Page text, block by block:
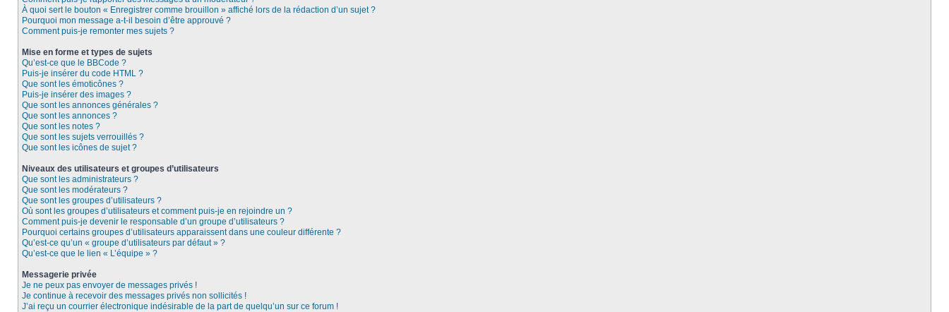
À quoi sert le bouton « Enregistrer comme brouillon » affiché lors de la rédaction d’un sujet ?
Pourquoi mon message a-t-il besoin d’être approuvé ?
Comment puis-je remonter mes sujets ?
Mise en forme et types de sujets
Qu’est-ce que le BBCode ?
Puis-je insérer du code HTML ?
Que sont les émoticônes ?
Puis-je insérer des images ?
Que sont les annonces générales ?
Que sont les annonces ?
Que sont les notes ?
Que sont les sujets verrouillés ?
Que sont les icônes de sujet ?
Niveaux des utilisateurs et groupes d’utilisateurs
Que sont les administrateurs ?
Que sont les modérateurs ?
Que sont les groupes d’utilisateurs ?
Où sont les groupes d’utilisateurs et comment puis-je en rejoindre un ?
Comment puis-je devenir le responsable d’un groupe d’utilisateurs ?
Pourquoi certains groupes d’utilisateurs apparaissent dans une couleur différente ?
Qu’est-ce qu’un « groupe d’utilisateurs par défaut » ?
Qu’est-ce que le lien « L’équipe » ?
Messagerie privée
Je ne peux pas envoyer de messages privés !
Je continue à recevoir des messages privés non sollicités !
J’ai reçu un courrier électronique indésirable de la part de quelqu’un sur ce forum !